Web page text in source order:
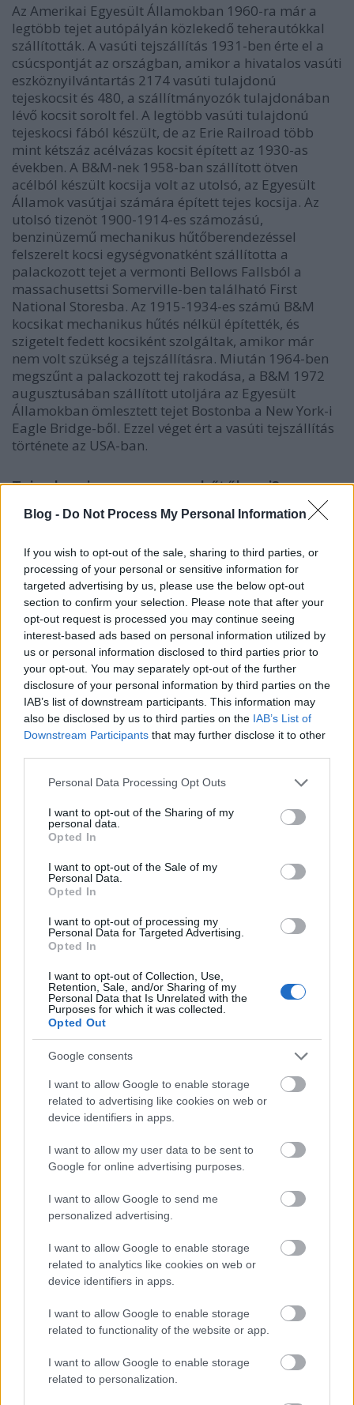
Blog - Do Not Process My Personal Information
If you wish to opt-out of the sale, sharing to third parties, or
processing of your personal or sensitive information for
targeted advertising by us, please use the below opt-out
section to confirm your selection. Please note that after your
opt-out request is processed you may continue seeing
interest-based ads based on personal information utilized by
us or personal information disclosed to third parties prior to
your opt-out. You may separately opt-out of the further
disclosure of your personal information by third parties on the
IAB’s list of downstream participants. This information may
also be disclosed by us to third parties on the IAB’s List of
Downstream Participants that may further disclose it to other
Please note that this website/app uses one or more Google
not limited to your visit or usage behaviour. You may click to
grant or deny consent to Google and its third-party tags to
use your data for below specified purposes in below Google
consent section.
Personal Data Processing Opt Outs
I want to opt-out of the Sharing of my
personal data.
Opted In
I want to opt-out of the Sale of my
Personal Data.
Opted In
I want to opt-out of processing my
Personal Data for Targeted Advertising.
Opted In
I want to opt-out of Collection, Use,
Retention, Sale, and/or Sharing of my
Personal Data that Is Unrelated with the
Purposes for which it was collected.
Opted Out
Google consents
I want to allow Google to enable storage
related to advertising like cookies on web or
device identifiers in apps.
I want to allow my user data to be sent to
Google for online advertising purposes.
I want to allow Google to send me
personalized advertising.
I want to allow Google to enable storage
related to analytics like cookies on web or
device identifiers in apps.
I want to allow Google to enable storage
related to functionality of the website or app.
I want to allow Google to enable storage
related to personalization.
Az Amerikai Egyesült Államokban 1960-ra már a
legtöbb tejet autópályán közlekedő teherautókkal
szállították. A vasúti tejszállítás 1931-ben érte el a
csúcspontját az országban, amikor a hivatalos vasúti
eszköznyilvántartás 2174 vasúti tulajdonú
tejeskocsit és 480, a szállítmányozók tulajdonában
lévő kocsit sorolt fel. A legtöbb vasúti tulajdonú
tejeskocsi fából készült, de az Erie Railroad több
mint kétszáz acélvázas kocsit épített az 1930-as
években. A B&M-nek 1958-ban szállított ötven
acélból készült kocsija volt az utolsó, az Egyesült
Államok vasútjai számára épített tejes kocsija. Az
utolsó tizenöt 1900-1914-es számozású,
benzinüzemű mechanikus hűtőberendezéssel
felszerelt kocsi egységvonatként szállította a
palackozott tejet a vermonti Bellows Fallsból a
massachusettsi Somerville-ben található First
National Storesba. Az 1915-1934-es számú B&M
kocsikat mechanikus hűtés nélkül építették, és
szigetelt fedett kocsiként szolgáltak, amikor már
nem volt szükség a tejszállításra. Miután 1964-ben
megszűnt a palackozott tej rakodása, a B&M 1972
augusztusában szállított utoljára az Egyesült
Államokban ömlesztett tejet Bostonba a New York-i
Eagle Bridge-ből. Ezzel véget ért a vasúti tejszállítás
története az USA-ban.
Tejes kocsi vagy expressz hűtőkocsi?
Egyes esetekben nem egyértelmű a tejes kocsi és az
expressz hűtőkocsi közötti különbség. Valójában a
hűtőkocsi egy általános célú kocsi, amelyet arra
használnak, hogy nagy távolságra szállítsanak
nagymértékben romlandó árukat
személyvonatokon. Ezek általában a tetőn
jégnyílásokkal és hagyományos, kifelé nyíló
hűtőkocsi ajtókkal rendelkeznek és a vasút vagy az
expressz árukat továbbító társaságok tulajdonában
vannak. Az expressz hűtőkocsik gyakran láthatók a
gyorsított teherszállítmányokban vagy üresen a
hagyományos tehervonatokban.
építették. Általában nem rendelkeztek a tetőn
rendelkeztek a tipikus, kifelé nyíló hűtőkocsi-ajtók
helyett.
Azonban nincs egyértelmű határvonal a két
kocsiosztály között, de egyesek nyilvánvalóan
hűtőkocsik. Sok kocsi a két típus közötti szürke
zónába esik. Lehetséges, hogy egyes vasutak egy-egy
kocsiosztályt úgy építettek, hogy mindkét típusú
forgalomban használható legyen.
Nagy Britannia
A tejvonatok az 1930-as évek elejétől az 1960-as évek
végéig gyakori látványosságnak számítottak Nagy-
Britannia vasútjain. Azért vezették be őket, hogy a
tejüzemekből a fogyasztási tejet a városi
fogyasztókhoz szállítsák, 1981-re azonban mindet
felváltotta a közúti szállítás.
Southern Railway háromtengelyes tejszállító
Didcot Railway Centre